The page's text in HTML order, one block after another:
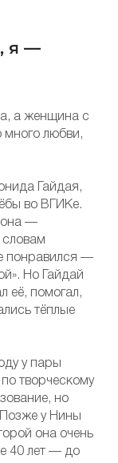
я —
а женщина с
много любви,
Гайдая,
во ВГИКе.
она —
словам
понравился —
Но Гайдай
её, помогал,
тёплые
у пары
творческому
но
у Нины
она очень
40 лет — до